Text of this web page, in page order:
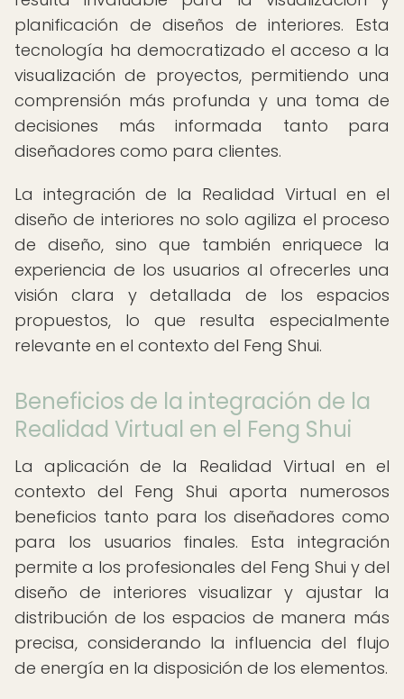
planificación de diseños de interiores. Esta
tecnología ha democratizado el acceso a la
visualización de proyectos, permitiendo una
comprensión más profunda y una toma de
decisiones más informada tanto para
diseñadores como para clientes.
La integración de la Realidad Virtual en el
diseño de interiores no solo agiliza el proceso
de diseño, sino que también enriquece la
experiencia de los usuarios al ofrecerles una
visión clara y detallada de los espacios
propuestos, lo que resulta especialmente
relevante en el contexto del Feng Shui.
Beneficios de la integración de la
Realidad Virtual en el Feng Shui
La aplicación de la Realidad Virtual en el
contexto del Feng Shui aporta numerosos
beneficios tanto para los diseñadores como
para los usuarios finales. Esta integración
permite a los profesionales del Feng Shui y del
diseño de interiores visualizar y ajustar la
distribución de los espacios de manera más
precisa, considerando la influencia del flujo
de energía en la disposición de los elementos.